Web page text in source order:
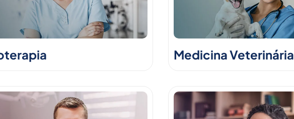
Medicina Veterinária